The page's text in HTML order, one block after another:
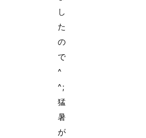
し
た
の
で
^
^;
猛
暑
が